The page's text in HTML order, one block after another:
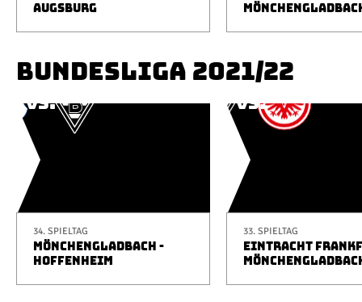
AUGSBURG
BUNDESLIGA 2021/22
34. SPIELTAG
MÖNCHENGLADBACH -
HOFFENHEIM
33. SPIELTAG
EINTRACHT